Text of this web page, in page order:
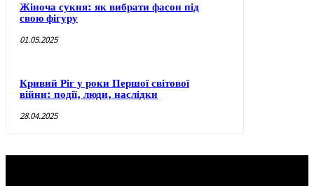
Жіноча сукня: як вибрати фасон під
свою фігуру
01.05.2025
Кривий Ріг у роки Першої світової
війни: події, люди, наслідки
28.04.2025